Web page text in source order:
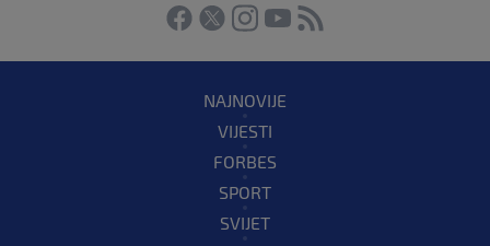
NAJNOVIJE
VIJESTI
FORBES
SPORT
SVIJET